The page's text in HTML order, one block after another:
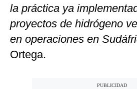
la práctica ya
proyectos de hidrógeno
en operaciones en
Ortega.